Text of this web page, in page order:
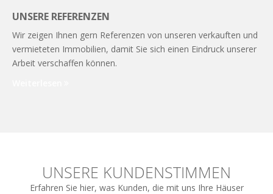
UNSERE REFERENZEN
Wir zeigen Ihnen gern Referenzen von unseren verkauften und
vermieteten Immobilien, damit Sie sich einen Eindruck unserer
Arbeit verschaffen können.
UNSERE KUNDENSTIMMEN
Erfahren Sie hier, was Kunden, die mit uns Ihre Häuser